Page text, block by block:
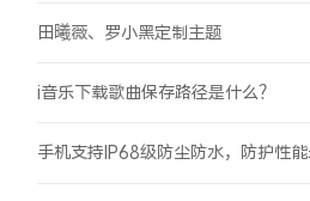
田曦薇、罗小黑定制主题
i音乐下载歌曲保存路径是什么？
手机支持IP68级防尘防水，防护性能